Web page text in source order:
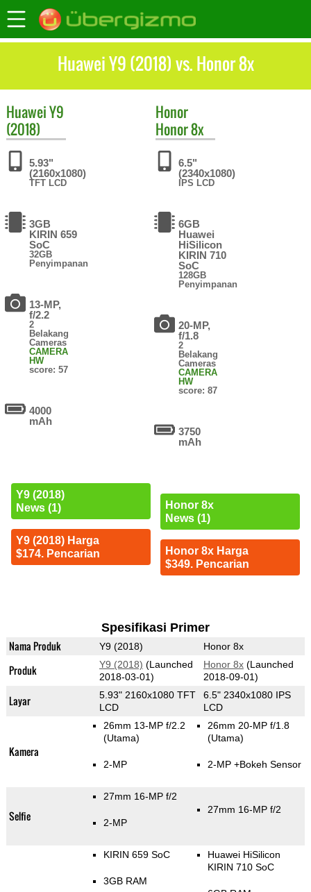
Huawei Y9 (2018) vs. Honor 8x
HuaweiY9
(2018)
5.93"
(2160x1080)
TFT LCD
3GB
KIRIN 659
SoC
32GB
Penyimpanan
13-MP,
f/2.2
2
Belakang
Cameras
CAMERA
HW
score: 57
4000
mAh
Y9 (2018)
News (1)
Y9 (2018) Harga
$174. Pencarian
Honor
Honor 8x
6.5"
(2340x1080)
IPS LCD
6GB
Huawei
HiSilicon
KIRIN 710
SoC
128GB
Penyimpanan
20-MP,
f/1.8
2
Belakang
Cameras
CAMERA
HW
score: 87
3750
mAh
Honor 8x
News (1)
Honor 8x Harga
$349. Pencarian
Spesifikasi Primer
Nama Produk Y9 (2018) Honor 8x
Produk Y9 (2018) (Launched
2018-03-01)
Honor 8x(Launched
2018-09-01)
Layar
5.93" 2160x1080 TFT
LCD
6.5" 2340x1080 IPS
LCD
Kamera
26mm 13-MP f/2.2
(Utama)
2-MP
26mm 20-MP f/1.8
(Utama)
2-MP +Bokeh Sensor
Selfie
27mm 16-MP f/2
2-MP
27mm 16-MP f/2
KIRIN 659 SoC
3GB RAM
Huawei HiSilicon
KIRIN 710 SoC